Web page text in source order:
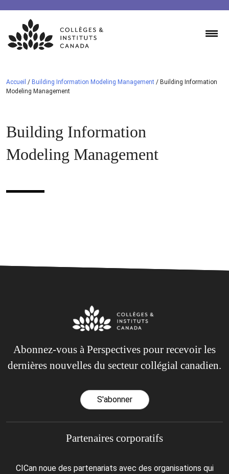
Skip
content
Accueil / Building Information Modeling Management / Building Information
Modeling Management
Building Information
Modeling Management
Abonnez-vous à Perspectives pour recevoir les
dernières nouvelles du secteur collégial canadien.
S'abonner
Partenaires corporatifs
CICan noue des partenariats avec des organisations qui